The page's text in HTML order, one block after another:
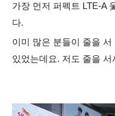
가장 먼저 퍼펙트 LTE-A
다.
이미 많은 분들이 줄을
있었는데요. 저도 줄을